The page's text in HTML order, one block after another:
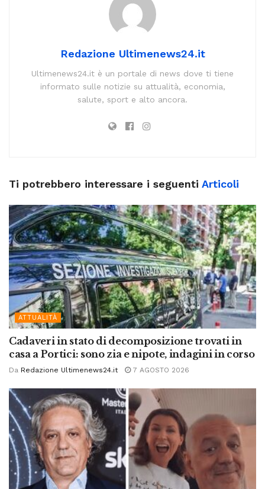
Redazione Ultimenews24.it
Ultimenews24.it è un portale di news dove ti tiene
informato sulle notizie su attualità, economia,
salute, sport e alto ancora.
Ti potrebbero interessare i seguenti Articoli
ATTUALITÀ
Cadaveri in stato di decomposizione trovati in
casa a Portici: sono zia e nipote, indagini in corso
Da Redazione Ultimenews24.it 7 AGOSTO 2026